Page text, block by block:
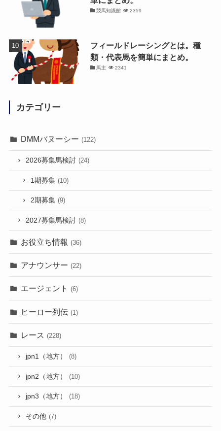
競馬知識館 2359
フィールドレーシングとは。種
類・代表馬を簡単にまとめ。
馬主 2341
カテゴリー
DMMバヌーシー (122)
2026募集馬検討 (24)
1期募集 (10)
2期募集 (9)
2027募集馬検討 (8)
お役立ち情報 (36)
アナウンサー (22)
エージェント (6)
ヒーロー列伝 (1)
レース (228)
jpn1（地方） (8)
jpn2（地方） (10)
jpn3（地方） (18)
その他 (7)